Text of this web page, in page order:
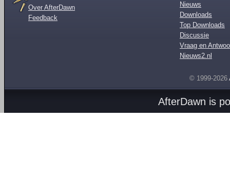
Over AfterDawn
Feedback
Nieuws
Downloads
Top Downloads
Discussie
Vraag en
Nieuws2.nl
© 1999-2026
AfterDawn is